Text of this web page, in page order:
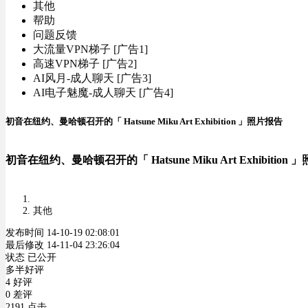
其他
帮助
问题反馈
大流量VPN梯子 [广告1]
高速VPN梯子 [广告2]
AI风月-成人聊天 [广告3]
AI电子魅魔-成人聊天 [广告4]
初音在纽约、曼哈顿召开的「 Hatsune Miku Art Exhibition 」照片报告
初音在纽约、曼哈顿召开的「 Hatsune Miku Art Exhibition 」
其他
发布时间 14-10-19 02:08:01
最后修改 14-11-04 23:26:04
状态 已公开
多半好评
4 好评
0 差评